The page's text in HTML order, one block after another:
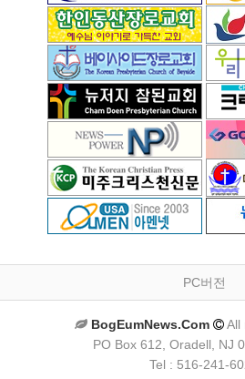
PC버전
BogEumNews.Com
All
PO Box 612, Oradell, NJ
Tel : 516-241-